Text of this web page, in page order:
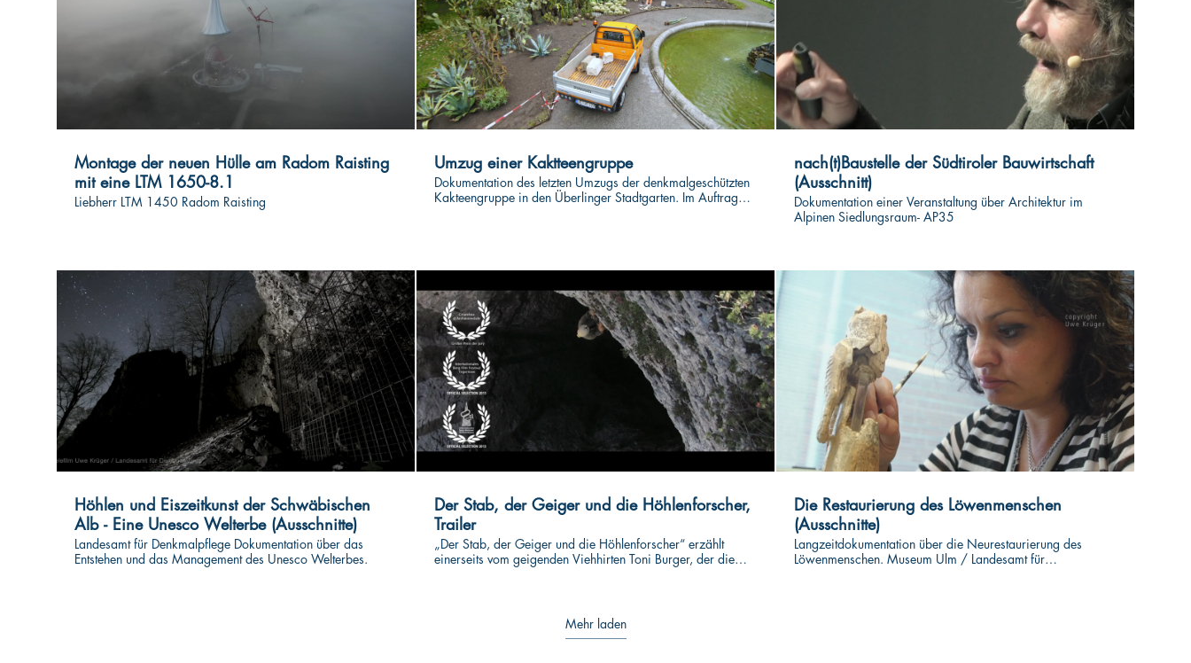
Montage der neuen Hülle am Radom Raisting
mit eine LTM 1650-8.1
Liebherr LTM 1450 Radom Raisting
Umzug einer Kaktteengruppe
Dokumentation des letzten Umzugs der denkmalgeschützten
Kakteengruppe in den Überlinger Stadtgarten. Im Auftrag
nach(t)Baustelle der Südtiroler Bauwirtschaft
(Ausschnitt)
Dokumentation einer Veranstaltung über Architektur im
Alpinen Siedlungsraum- AP35
Höhlen und Eiszeitkunst der Schwäbischen
Alb - Eine Unesco Welterbe (Ausschnitte)
Landesamt für Denkmalpflege Dokumentation über das
Entstehen und das Management des Unesco Welterbes.
Der Stab, der Geiger und die Höhlenforscher,
Trailer
„Der Stab, der Geiger und die Höhlenforscher“ erzählt
einerseits vom geigenden Viehhirten Toni Burger, der die
bilden die Höhlenforscher, die Toni in die Höhle und den
Stab aus der Höhle bringen. Der Film erzählt nicht nur die
Die Restaurierung des Löwenmenschen
(Ausschnitte)
Langzeitdokumentation über die Neurestaurierung des
Löwenmenschen. Museum Ulm / Landesamt für
Mehr laden